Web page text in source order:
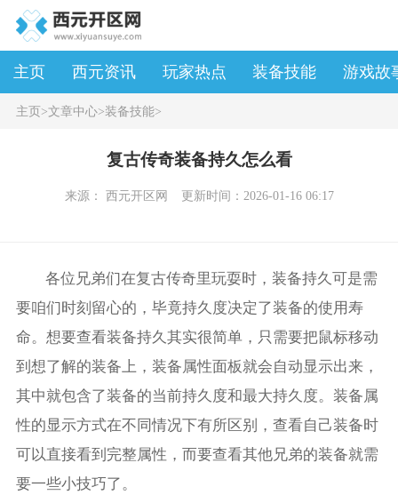
主页 西元资讯 玩家热点 装备技能 游戏故
主页>文章中心>装备技能>
复古传奇装备持久怎么看
来源： 西元开区网 更新时间：2026-01-16 06:17
各位兄弟们在复古传奇里玩耍时，装备持久可是需
要咱们时刻留心的，毕竟持久度决定了装备的使用寿
命。想要查看装备持久其实很简单，只需要把鼠标移动
到想了解的装备上，装备属性面板就会自动显示出来，
其中就包含了装备的当前持久度和最大持久度。装备属
性的显示方式在不同情况下有所区别，查看自己装备时
可以直接看到完整属性，而要查看其他兄弟的装备就需
要一些小技巧了。